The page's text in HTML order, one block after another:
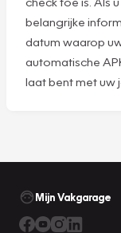
belangrijke
datum waarop
automatische
laat bent met uw
Mijn Vakgarage